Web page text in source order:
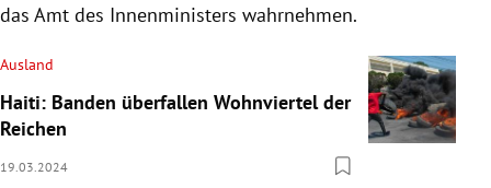
das Amt des Innenministers wahrnehmen.
Ausland
Haiti: Banden überfallen Wohnviertel der
Reichen
19.03.2024